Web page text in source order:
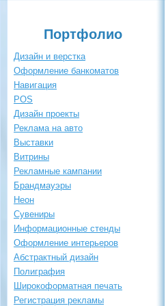
Портфолио
Дизайн и верстка
Оформление банкоматов
Навигация
POS
Дизайн проекты
Реклама на авто
Выставки
Витрины
Рекламные кампании
Брандмауэры
Неон
Сувениры
Информационные стенды
Оформление интерьеров
Абстрактный дизайн
Полиграфия
Широкоформатная печать
Регистрация рекламы